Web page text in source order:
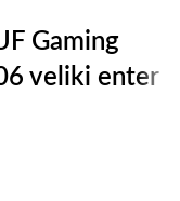
Gaming
veliki enter